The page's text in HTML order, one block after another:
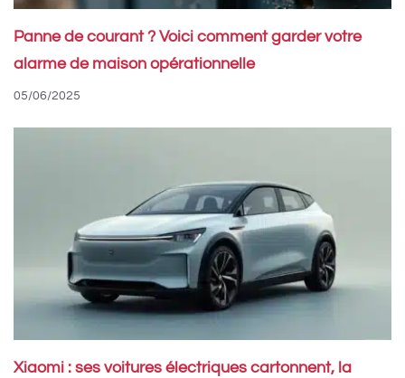
Panne de courant ? Voici comment garder votre
alarme de maison opérationnelle
05/06/2025
Xiaomi : ses voitures électriques cartonnent, la